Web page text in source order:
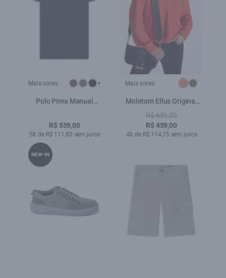
Mais cores: +
Polo Pima Manual
R$ 559,00
5X de R$ 111,80 sem juros
Mais cores:
Moletom Ellus Original
Abobora
R$ 659,00
R$ 459,00
4X de R$ 114,75 sem juros
NEW-IN